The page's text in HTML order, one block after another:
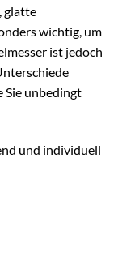
glatte
wichtig, um
ist jedoch
Sie unbedingt
und individuell